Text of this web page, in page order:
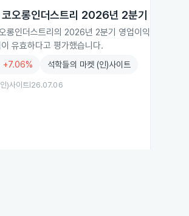
오롱인더스트리 2026년 2분기 실적 전
롱인더스트리의 2026년 2분기 영업이익을 791억
유효하다고 평가했습니다.
+7.06% 석학들의 마켓 (인)사이트
)사이트 26.07.06